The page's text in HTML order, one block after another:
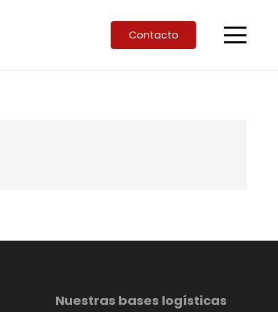
Contacto
Nuestras bases logísticas